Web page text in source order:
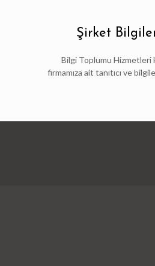
Şirket
Bilgi Toplumu Hizmetleri
firmamıza ait tanıtıcı ve